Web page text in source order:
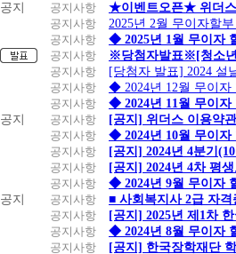
공지
공지사항
★이벤트오픈★ 위더스
공지사항
2025년 2월 무이자할부
공지사항
◆ 2025년 1월 무이자
공지사항
※당첨자발표※[청소년
공지사항
[당첨자 발표] 2024 설
공지사항
◆ 2024년 12월 무이
공지사항
◆ 2024년 11월 무이
공지
공지사항
[공지] 위더스 이용약
공지사항
◆ 2024년 10월 무이
공지사항
[공지] 2024년 4분기
공지사항
[공지] 2024년 4차 평
공지사항
◆ 2024년 9월 무이자
공지
공지사항
■ 사회복지사 2급 자
공지사항
[공지] 2025년 제1차
공지사항
◆ 2024년 8월 무이자
공지사항
[공지] 한국장학재단